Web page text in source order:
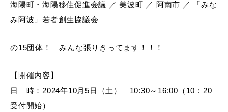
海陽町・海陽移住促進会議 ／ 美波町 ／ 阿南市 ／ 「みな
み阿波」若者創生協議会
の15団体！ みんな張りきってます！！！
【開催内容】
日 時：2024年10月5日（土） 10:30～16:00（10：20
受付開始）